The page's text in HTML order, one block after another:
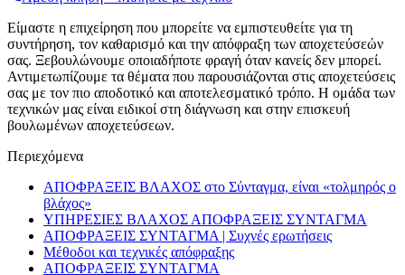
Είμαστε η επιχείρηση που μπορείτε να εμπιστευθείτε για τη
συντήρηση, τον καθαρισμό και την απόφραξη των αποχετεύσεών
σας. Ξεβουλώνουμε οποιαδήποτε φραγή όταν κανείς δεν μπορεί.
Αντιμετωπίζουμε τα θέματα που παρουσιάζονται στις αποχετεύσεις
σας με τον πιο αποδοτικό και αποτελεσματικό τρόπο. Η ομάδα των
τεχνικών μας είναι ειδικοί στη διάγνωση και στην επισκευή
βουλωμένων αποχετεύσεων.
Περιεχόμενα
ΑΠΟΦΡΑΞΕΙΣ ΒΛΑΧΟΣ στο Σύνταγμα, είναι «τολμηρός ο
βλάχος»
ΥΠΗΡΕΣΙΕΣ ΒΛΑΧΟΣ ΑΠΟΦΡΑΞΕΙΣ ΣΥΝΤΑΓΜΑ
ΑΠΟΦΡΑΞΕΙΣ ΣΥΝΤΑΓΜΑ | Συχνές ερωτήσεις
Μέθοδοι και τεχνικές απόφραξης
ΑΠΟΦΡΑΞΕΙΣ ΣΥΝΤΑΓΜΑ